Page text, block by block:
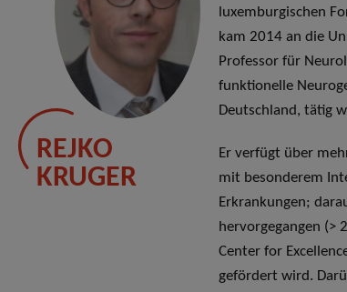
REJKO
KRUGER
luxemburgischen
kam 2014 an die
Professor für
funktionelle
Deutschland, tätig
Er verfügt über
mit besonderem
Erkrankungen;
hervorgegangen (>
Center for
gefördert wird.